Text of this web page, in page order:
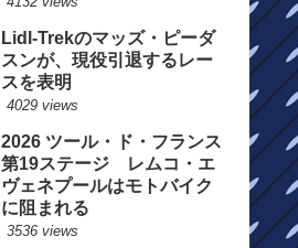
Lidl-Trekのマッズ・ピーダ
スンが、現役引退するレー
スを表明
4029 views
2026 ツール・ド・フランス
第19ステージ レムコ・エ
ヴェネプールはモトバイク
に阻まれる
3536 views